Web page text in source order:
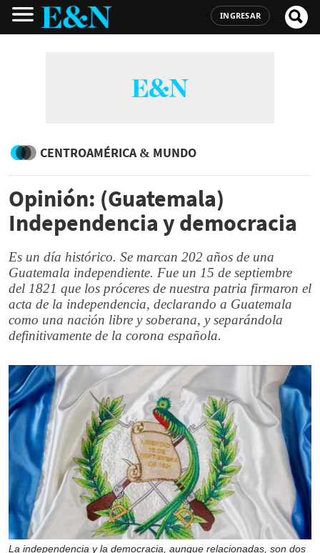
INGRESAR
CENTROAMÉRICA & MUNDO
Opinión: (Guatemala)
Independencia y democracia
Es un día histórico. Se marcan 202 años de una
Guatemala independiente. Fue un 15 de septiembre
del 1821 que los próceres de nuestra patria firmaron el
acta de la independencia, declarando a Guatemala
como una nación libre y soberana, y separándola
definitivamente de la corona española.
La independencia y la democracia, aunque relacionadas, son dos